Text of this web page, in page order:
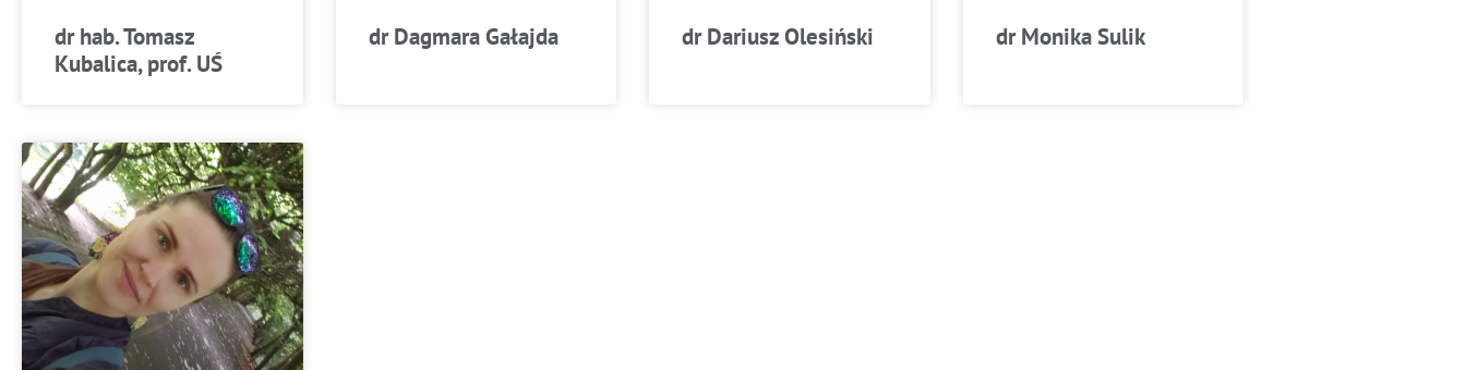
dr hab. Tomasz
Kubalica, prof. UŚ
dr Dagmara Gałajda dr Dariusz Olesiński dr Monika Sulik